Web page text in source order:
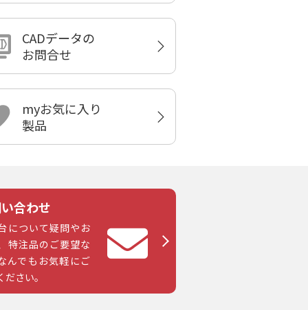
CADデータの
お問合せ
myお気に入り
製品
合わせ
について疑問やお
特注品のご要望な
んでもお気軽にご
ださい。